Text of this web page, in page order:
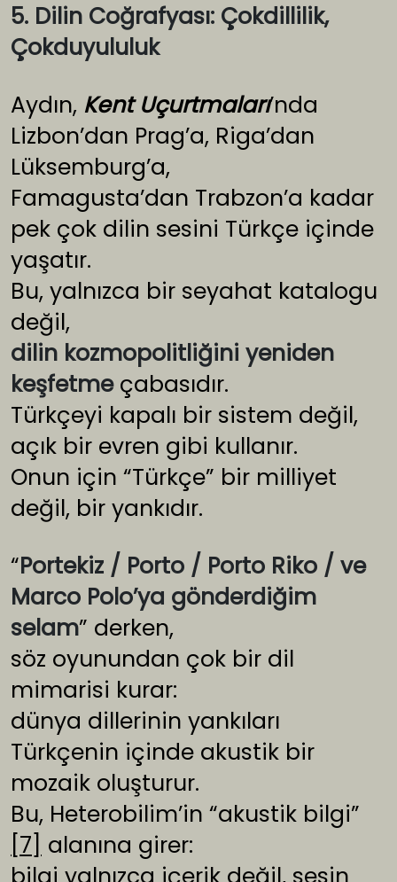
5. Dilin Coğrafyası: Çokdillilik,
Çokduyululuk
Aydın, Kent Uçurtmaları’nda
Lizbon’dan Prag’a, Riga’dan
Lüksemburg’a,
Famagusta’dan Trabzon’a kadar
pek çok dilin sesini Türkçe içinde
yaşatır.
Bu, yalnızca bir seyahat katalogu
değil,
dilin kozmopolitliğini yeniden
keşfetmeçabasıdır.
Türkçeyi kapalı bir sistem değil,
açık bir evren gibi kullanır.
Onun için “Türkçe” bir milliyet
değil, bir yankıdır.
“Portekiz / Porto / Porto Riko / ve
Marco Polo’ya gönderdiğim
selam” derken,
söz oyunundan çok bir dil
mimarisi kurar:
dünya dillerinin yankıları
Türkçenin içinde akustik bir
mozaik oluşturur.
Bu, Heterobilim’in “akustik bilgi”
[7] alanına girer: